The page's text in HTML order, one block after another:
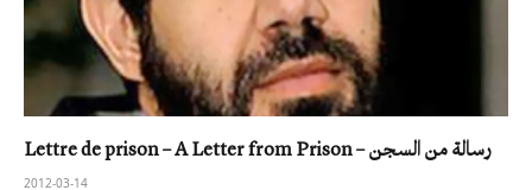
Lettre de prison – A Letter from Prison – رسالة من السجن
2012-03-14